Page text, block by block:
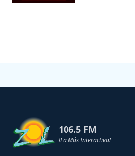
106.5 FM
!La Más Interactiva!